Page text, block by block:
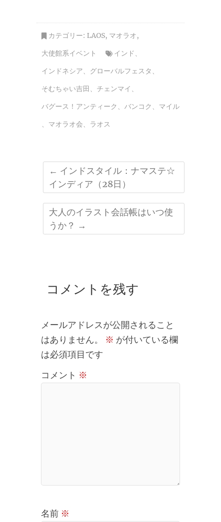
カテゴリー: LAOS, マオラオ,
大使館系イベント
インド
インドネシア
グローバルフェスタ
そむちゃい吉田
チェンマイ
バグース！アンティーク
バンコク
マイル
マオラオ会 ラオス
← インドスタイル：ナマステ☆
インディア（28日）
大人のイラスト会話帳はいつ使
うか？ →
コメントを残す
メールアドレスが公開されること
はありません。
※ が付いている欄
は必須項目です
コメント ※
名前 ※